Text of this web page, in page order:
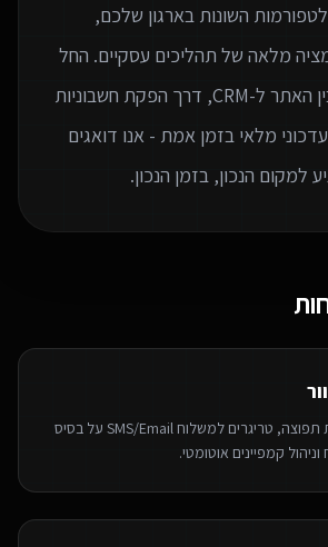
השונות בארגון שלכם,
מלאה של תהליכים עסקיים. החל
מסנכרון לידים בין האתר ל-CRM, דרך הפקת חשבוניות
מלאי בזמן אמת - אנו דואגים
למקום הנכון, בזמן הנכון.
סנכרון רשימות תפוצה, טריגרים למשלוח SMS/Email על בסיס
קמפיינים אוטומטי.